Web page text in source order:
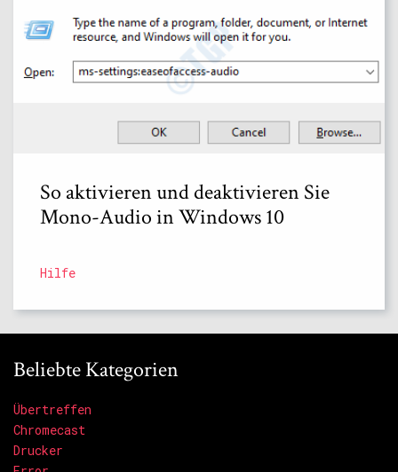
So aktivieren und deaktivieren Sie
Mono-Audio in Windows 10
Hilfe
Beliebte Kategorien
Übertreffen
Chromecast
Drucker